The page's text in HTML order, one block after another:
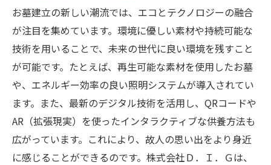
お墓建立の新しい潮流では、エコとテクノロジーの融合
が注目を集めています。環境に優しい素材や持続可能な
技術を用いることで、未来の世代に良い環境を残すこと
が可能です。たとえば、再生可能な素材を使用したお墓
や、エネルギー効率の良い照明システムが導入されてい
ます。また、最新のデジタル技術を活用し、QRコードや
AR（拡張現実）を使ったインタラクティブな供養方法も
広がっています。これにより、故人の思い出をより身近
に感じることができるのです。株式会社Ｄ．Ｉ．Ｇは、